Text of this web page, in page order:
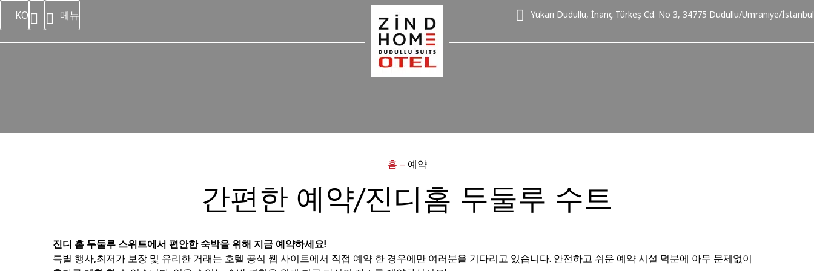
KO 메뉴 Yukarı Dudullu, İnanç Türkeş Cd. No 3, 34775 Dudullu/Ümraniye/İstanbul
홈 – 예약
간편한 예약/진디홈 두둘루 수트
진디 홈 두둘루 스위트에서 편안한 숙박을 위해 지금 예약하세요!
특별 행사,최저가 보장 및 유리한 거래는 호텔 공식 웹 사이트에서 직접 예약 한 경우에만 여러분을 기다리고 있습니다. 안전하고 쉬운 예약 시설 덕분에 아무 문제없이